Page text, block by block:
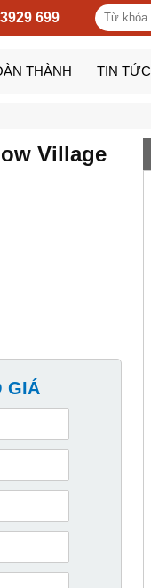
699
THÀNH TIN TỨC
Village
GIÁ